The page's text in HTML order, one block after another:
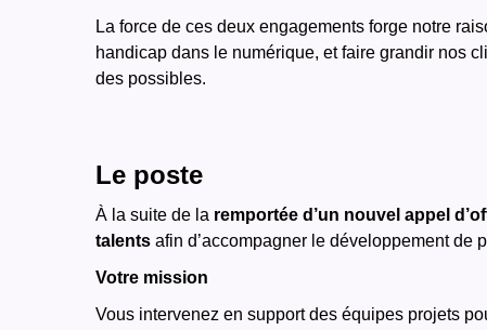
La force de ces deux engagements forge notre
handicap dans le numérique, et faire grandir nos
des possibles.
Le poste
À la suite de la remportée d’un nouvel appel
talents afin d’accompagner le développement de
Votre mission
Vous intervenez en support des équipes projets